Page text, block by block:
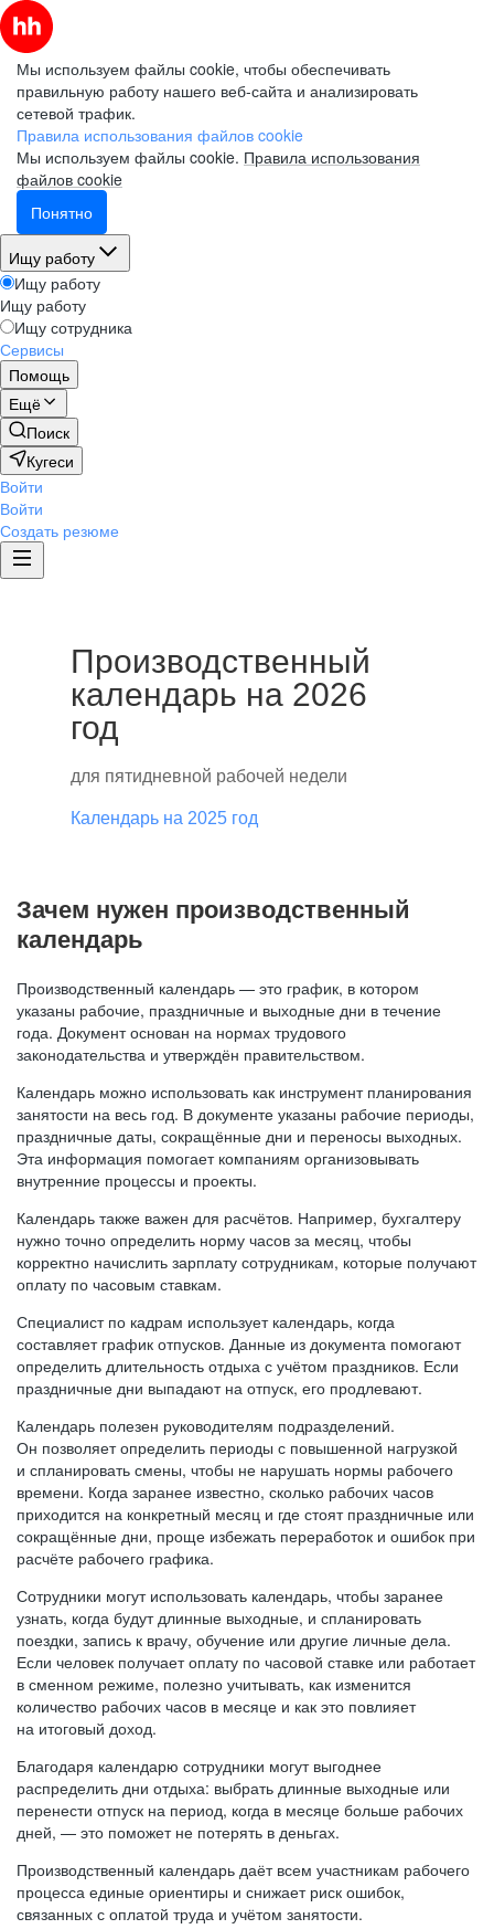
Мы используем файлы cookie, чтобы обеспечивать
правильную работу нашего веб-сайта и анализировать
сетевой трафик.
Правила использования файлов cookie
Мы используем файлы cookie. Правила использования
файлов cookie
Понятно
Ищу работу
Ищу работу
Ищу работу
Ищу сотрудника
Сервисы
Помощь
Ещё
Поиск
Кугеси
Войти
Войти
Создать резюме
Производственный
календарь на 2026
год
для пятидневной рабочей недели
Календарь на 2025 год
Зачем нужен производственный
календарь
Производственный календарь — это график, в котором
указаны рабочие, праздничные и выходные дни в течение
года. Документ основан на нормах трудового
законодательства и утверждён правительством.
Календарь можно использовать как инструмент планирования
занятости на весь год. В документе указаны рабочие периоды,
праздничные даты, сокращённые дни и переносы выходных.
Эта информация помогает компаниям организовывать
внутренние процессы и проекты.
Календарь также важен для расчётов. Например, бухгалтеру
нужно точно определить норму часов за месяц, чтобы
корректно начислить зарплату сотрудникам, которые получают
оплату по часовым ставкам.
Специалист по кадрам использует календарь, когда
составляет график отпусков. Данные из документа помогают
определить длительность отдыха с учётом праздников. Если
праздничные дни выпадают на отпуск, его продлевают.
Календарь полезен руководителям подразделений.
Он позволяет определить периоды с повышенной нагрузкой
и спланировать смены, чтобы не нарушать нормы рабочего
времени. Когда заранее известно, сколько рабочих часов
приходится на конкретный месяц и где стоят праздничные или
сокращённые дни, проще избежать переработок и ошибок при
расчёте рабочего графика.
Сотрудники могут использовать календарь, чтобы заранее
узнать, когда будут длинные выходные, и спланировать
поездки, запись к врачу, обучение или другие личные дела.
Если человек получает оплату по часовой ставке или работает
в сменном режиме, полезно учитывать, как изменится
количество рабочих часов в месяце и как это повлияет
на итоговый доход.
Благодаря календарю сотрудники могут выгоднее
распределить дни отдыха: выбрать длинные выходные или
перенести отпуск на период, когда в месяце больше рабочих
дней, — это поможет не потерять в деньгах.
Производственный календарь даёт всем участникам рабочего
процесса единые ориентиры и снижает риск ошибок,
связанных с оплатой труда и учётом занятости.